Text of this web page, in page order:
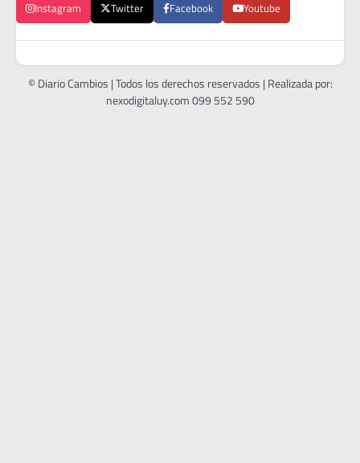
Instagram Twitter Facebook Youtube